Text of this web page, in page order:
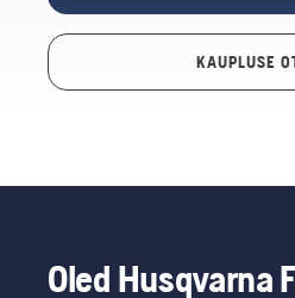
KAUPLUSE
Oled Husqvarna